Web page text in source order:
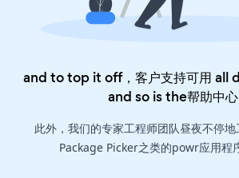
and to top it off，客户支持可用 all
and so is the帮助中心
此外，我们的专家工程师团队昼夜不停
Package Picker之类的powr应用程